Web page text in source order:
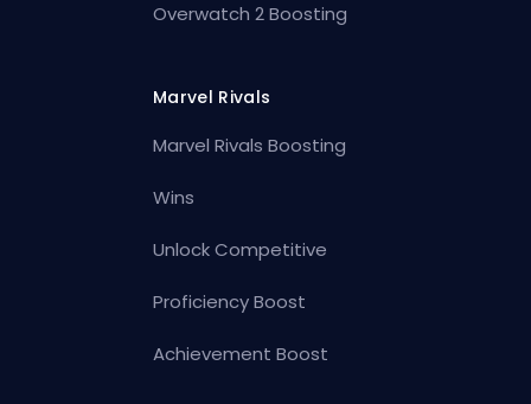
Overwatch 2 Boosting
Marvel Rivals
Marvel Rivals Boosting
Wins
Unlock Competitive
Proficiency Boost
Achievement Boost